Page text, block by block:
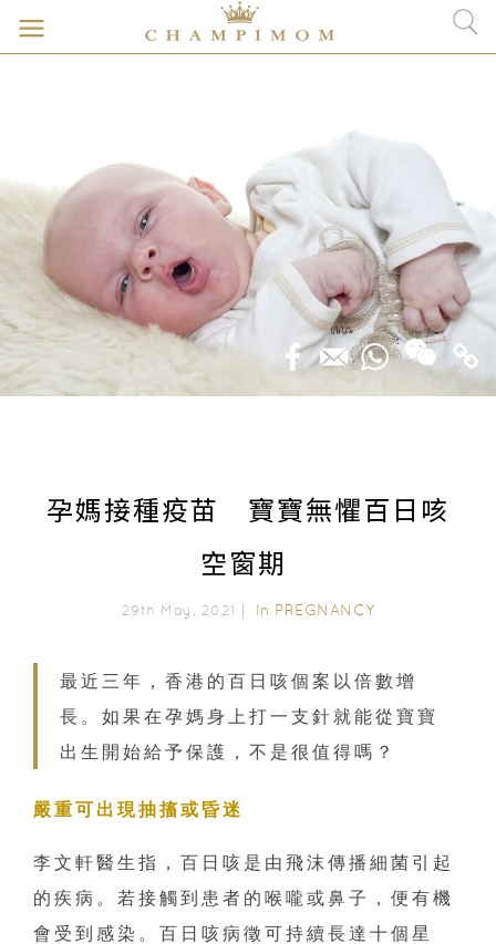
孕媽接種疫苗 寶寶無懼百日咳
空窗期
29th May, 2021｜ In PREGNANCY
最近三年，香港的百日咳個案以倍數增
長。如果在孕媽身上打一支針就能從寶寶
出生開始給予保護，不是很值得嗎？
嚴重可出現抽搐或昏迷
李文軒醫生指，百日咳是由飛沫傳播細菌引起
的疾病。若接觸到患者的喉嚨或鼻子，便有機
會受到感染。百日咳病徵可持續長達十個星